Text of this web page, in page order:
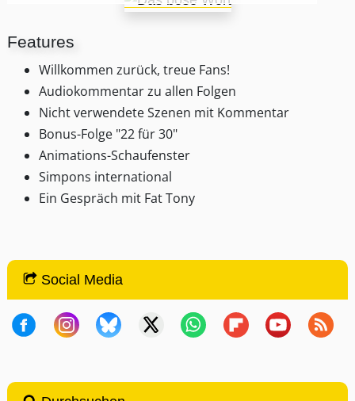
Features
Willkommen zurück, treue Fans!
Audiokommentar zu allen Folgen
Nicht verwendete Szenen mit Kommentar
Bonus-Folge "22 für 30"
Animations-Schaufenster
Simpons international
Ein Gespräch mit Fat Tony
Social Media